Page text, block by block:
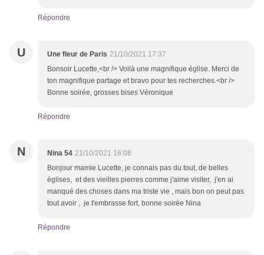
Répondre
U Une fleur de Paris 21/10/2021 17:37
Bonsoir Lucette,<br /> Voilà une magnifique église. Merci de
ton magnifique partage et bravo pour tes recherches.<br />
Bonne soirée, grosses bises Véronique
Répondre
N Nina 54 21/10/2021 16:08
Bonjour mamie Lucette, je connais pas du tout, de belles
églises, et des vieilles pierres comme j'aime visiter, j'en ai
manqué des choses dans ma triste vie , mais bon on peut pas
tout avoir , je t'embrasse fort, bonne soirée Nina
Répondre